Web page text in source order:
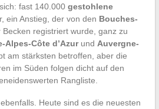
fast 140.000 gestohlene
ein Anstieg, der von den Bouches-
registriert wurde, ganz zu
Alpes-Côte d’Azurund Auvergne-
am stärksten betroffen, aber die
im Süden folgen dicht auf den
Rangliste.
Heute sind es die neuesten